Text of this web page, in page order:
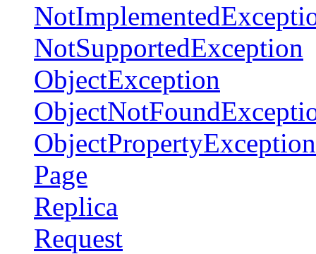
NotSupportedException
ObjectException
ObjectPropertyException
Page
Replica
Request